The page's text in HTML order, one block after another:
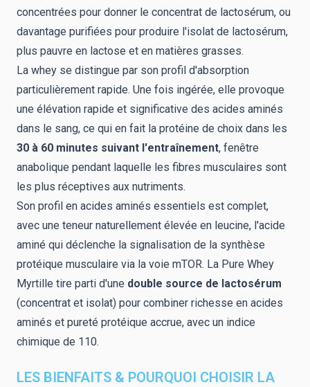
concentrées pour donner le concentrat de lactosérum, ou
davantage purifiées pour produire l'isolat de lactosérum,
plus pauvre en lactose et en matières grasses.
La whey se distingue par son profil d'absorption
particulièrement rapide. Une fois ingérée, elle provoque
une élévation rapide et significative des acides aminés
dans le sang, ce qui en fait la protéine de choix dans les
30 à 60 minutes suivant l'entraînement, fenêtre
anabolique pendant laquelle les fibres musculaires sont
les plus réceptives aux nutriments.
Son profil en acides aminés essentiels est complet,
avec une teneur naturellement élevée en leucine, l'acide
aminé qui déclenche la signalisation de la synthèse
protéique musculaire via la voie mTOR. La Pure Whey
Myrtille tire parti d'une double source de lactosérum
(concentrat et isolat) pour combiner richesse en acides
aminés et pureté protéique accrue, avec un indice
chimique de 110.
LES BIENFAITS & POURQUOI CHOISIR LA